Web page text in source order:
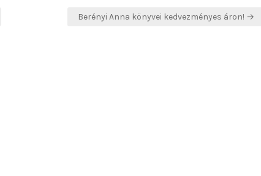
Berényi Anna könyvei kedvezményes áron! →